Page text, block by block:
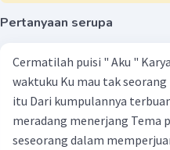
konjungsi
Konjungsi Kronologis:
urutan waktu atau
adalah:
Setelah
Saatmusim
Pertanyaan serupa
Cermatilah puisi " Aku "
waktuku Ku mau tak seorang
itu Dari kumpulannya
meradang menerjang Tema
seseorang dalam